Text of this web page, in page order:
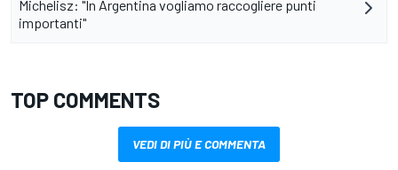
Michelisz: "In Argentina vogliamo raccogliere punti
importanti"
TOP COMMENTS
VEDI DI PIÙ E COMMENTA